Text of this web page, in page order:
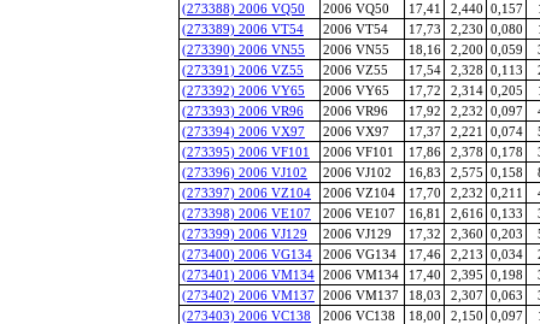
(273388) 2006 VQ50
2006 VQ50 17,41 2,440 0,157
(273389) 2006 VT54
2006 VT54 17,73 2,230 0,080
(273390) 2006 VN55
2006 VN55 18,16 2,200 0,059
(273391) 2006 VZ55
2006 VZ55 17,54 2,328 0,113
(273392) 2006 VY65
2006 VY65 17,72 2,314 0,205
(273393) 2006 VR96
2006 VR96 17,92 2,232 0,097
(273394) 2006 VX97
2006 VX97 17,37 2,221 0,074
(273395) 2006 VF101
2006 VF101 17,86 2,378 0,178
(273396) 2006 VJ102
2006 VJ102 16,83 2,575 0,158
(273397) 2006 VZ104
2006 VZ104 17,70 2,232 0,211
(273398) 2006 VE107
2006 VE107 16,81 2,616 0,133
(273399) 2006 VJ129
2006 VJ129 17,32 2,360 0,203
(273400) 2006 VG134
2006 VG134 17,46 2,213 0,034
(273401) 2006 VM134 2006 VM134 17,40 2,395 0,198
(273402) 2006 VM137 2006 VM137 18,03 2,307 0,063
(273403) 2006 VC138
2006 VC138 18,00 2,150 0,097